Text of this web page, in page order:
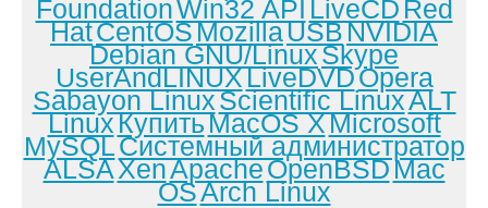
FoundationWin32 APILiveCDRed
HatCentOSMozillaUSBNVIDIA
Debian GNU/LinuxSkype
UserAndLINUXLiveDVDOpera
Sabayon LinuxScientific LinuxALT
LinuxКупитьMacOS XMicrosoft
MySQLСистемный администратор
ALSAXenApacheOpenBSDMac
OSArch Linux